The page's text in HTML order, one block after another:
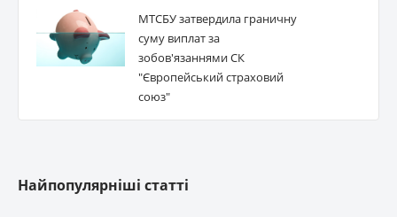
МТСБУ затвердила граничну
суму виплат за
зобов'язаннями СК
"Європейський страховий
союз"
Найпопулярніші статті